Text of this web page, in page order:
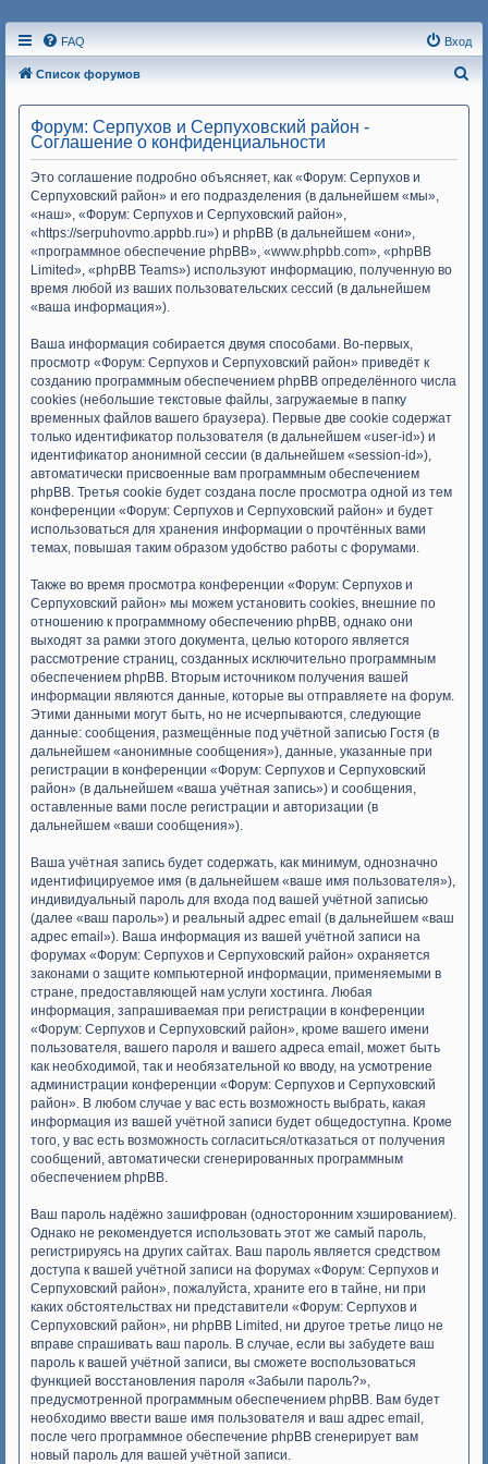
FAQ Вход
Список форумов
Форум: Серпухов и Серпуховский район -
Соглашение о конфиденциальности
Это соглашение подробно объясняет, как «Форум: Серпухов и
Серпуховский район» и его подразделения (в дальнейшем «мы»,
«наш», «Форум: Серпухов и Серпуховский район»,
«https://serpuhovmo.appbb.ru») и phpBB (в дальнейшем «они»,
«программное обеспечение phpBB», «www.phpbb.com», «phpBB
Limited», «phpBB Teams») используют информацию, полученную во
время любой из ваших пользовательских сессий (в дальнейшем
«ваша информация»).
Ваша информация собирается двумя способами. Во-первых,
просмотр «Форум: Серпухов и Серпуховский район» приведёт к
созданию программным обеспечением phpBB определённого числа
cookies (небольшие текстовые файлы, загружаемые в папку
временных файлов вашего браузера). Первые две cookie содержат
только идентификатор пользователя (в дальнейшем «user-id») и
идентификатор анонимной сессии (в дальнейшем «session-id»),
автоматически присвоенные вам программным обеспечением
phpBB. Третья cookie будет создана после просмотра одной из тем
конференции «Форум: Серпухов и Серпуховский район» и будет
использоваться для хранения информации о прочтённых вами
темах, повышая таким образом удобство работы с форумами.
Также во время просмотра конференции «Форум: Серпухов и
Серпуховский район» мы можем установить cookies, внешние по
отношению к программному обеспечению phpBB, однако они
выходят за рамки этого документа, целью которого является
рассмотрение страниц, созданных исключительно программным
обеспечением phpBB. Вторым источником получения вашей
информации являются данные, которые вы отправляете на форум.
Этими данными могут быть, но не исчерпываются, следующие
данные: сообщения, размещённые под учётной записью Гостя (в
дальнейшем «анонимные сообщения»), данные, указанные при
регистрации в конференции «Форум: Серпухов и Серпуховский
район» (в дальнейшем «ваша учётная запись») и сообщения,
оставленные вами после регистрации и авторизации (в
дальнейшем «ваши сообщения»).
Ваша учётная запись будет содержать, как минимум, однозначно
идентифицируемое имя (в дальнейшем «ваше имя пользователя»),
индивидуальный пароль для входа под вашей учётной записью
(далее «ваш пароль») и реальный адрес email (в дальнейшем «ваш
адрес email»). Ваша информация из вашей учётной записи на
форумах «Форум: Серпухов и Серпуховский район» охраняется
законами о защите компьютерной информации, применяемыми в
стране, предоставляющей нам услуги хостинга. Любая
информация, запрашиваемая при регистрации в конференции
«Форум: Серпухов и Серпуховский район», кроме вашего имени
пользователя, вашего пароля и вашего адреса email, может быть
как необходимой, так и необязательной ко вводу, на усмотрение
администрации конференции «Форум: Серпухов и Серпуховский
район». В любом случае у вас есть возможность выбрать, какая
информация из вашей учётной записи будет общедоступна. Кроме
того, у вас есть возможность согласиться/отказаться от получения
сообщений, автоматически сгенерированных программным
обеспечением phpBB.
Ваш пароль надёжно зашифрован (односторонним хэшированием).
Однако не рекомендуется использовать этот же самый пароль,
регистрируясь на других сайтах. Ваш пароль является средством
доступа к вашей учётной записи на форумах «Форум: Серпухов и
Серпуховский район», пожалуйста, храните его в тайне, ни при
каких обстоятельствах ни представители «Форум: Серпухов и
Серпуховский район», ни phpBB Limited, ни другое третье лицо не
вправе спрашивать ваш пароль. В случае, если вы забудете ваш
пароль к вашей учётной записи, вы сможете воспользоваться
функцией восстановления пароля «Забыли пароль?»,
предусмотренной программным обеспечением phpBB. Вам будет
необходимо ввести ваше имя пользователя и ваш адрес email,
после чего программное обеспечение phpBB сгенерирует вам
новый пароль для вашей учётной записи.